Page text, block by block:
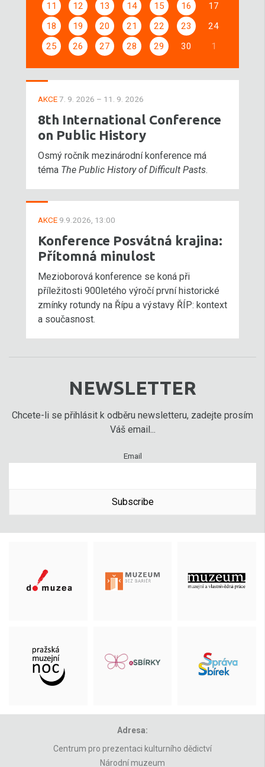
11
12 13 14 15 16
17
18
19 20 21 22 23
24
25
26 27 28 29 30 1
AKCE7. 9. 2026 – 11. 9. 2026
8th International Conference
on Public History
Osmý ročník mezinárodní konference má
téma The Public History of Difficult Pasts.
AKCE 9.9.2026, 13:00
Konference Posvátná krajina:
Přítomná minulost
Mezioborová konference se koná při
příležitosti 900letého výročí první historické
zmínky rotundy na Řípu a výstavy ŘÍP: kontext
a současnost.
NEWSLETTER
Chcete-li se přihlásit k odběru newsletteru, zadejte prosím
Váš email...
Email
Subscribe
Adresa:
Centrum pro prezentaci kulturního dědictví
Národní muzeum